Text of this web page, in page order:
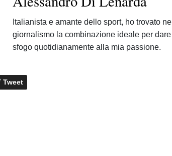
Italianista e amante dello sport, ho trovato nel
giornalismo la combinazione ideale per dare
sfogo quotidianamente alla mia passione.
Tweet